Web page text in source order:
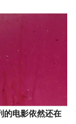
的电影依然还在